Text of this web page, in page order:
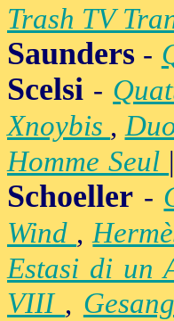
Trash TV
Saunders -
Scelsi -
Xnoybis ,
Homme Seul |
Schoeller -
Wind ,
Estasi di un
VIII ,